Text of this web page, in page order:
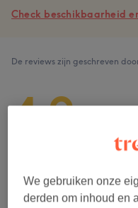
Check beschikbaarheid
De reviews zijn geschreven
4,9
Hygiëne
We gebruiken onze
derden om inhoud en